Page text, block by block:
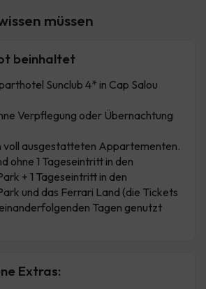
müssen
beinhaltet
Sunclub 4* in Cap Salou
Verpflegung oder Übernachtung
voll ausgestatteten Appartementen.
ohne 1 Tageseintritt in den
+ 1 Tageseintritt in den
und das Ferrari Land (die Tickets
Tagen genutzt
Extras: